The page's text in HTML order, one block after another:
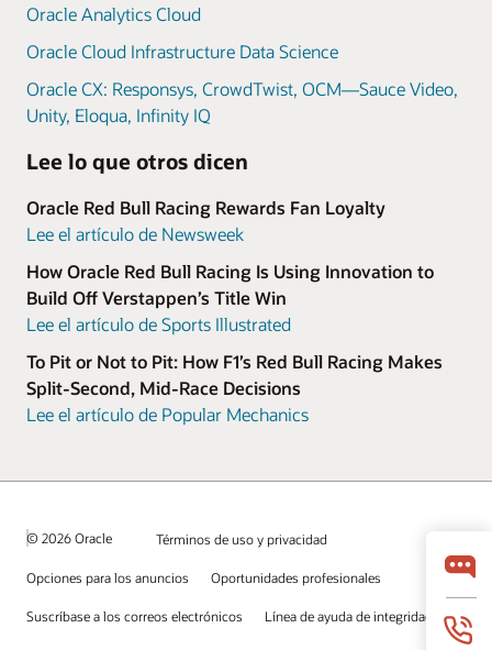
Oracle Analytics Cloud
Oracle Cloud Infrastructure Data Science
Oracle CX: Responsys, CrowdTwist, OCM—Sauce Video,
Unity, Eloqua, Infinity IQ
Lee lo que otros dicen
Oracle Red Bull Racing Rewards Fan Loyalty
Lee el artículo de Newsweek
How Oracle Red Bull Racing Is Using Innovation to
Build Off Verstappen’s Title Win
Lee el artículo de Sports Illustrated
To Pit or Not to Pit: How F1’s Red Bull Racing Makes
Split-Second, Mid-Race Decisions
Lee el artículo de Popular Mechanics
© 2026 Oracle Términos de uso y privacidad
Opciones para los anuncios Oportunidades profesionales
Suscríbase a los correos electrónicos Línea de ayuda de integridad